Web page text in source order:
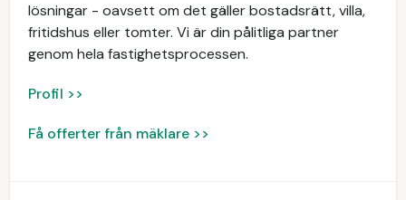
lösningar - oavsett om det gäller bostadsrätt, villa,
fritidshus eller tomter. Vi är din pålitliga partner
genom hela fastighetsprocessen.
Profil >>
Få offerter från mäklare >>